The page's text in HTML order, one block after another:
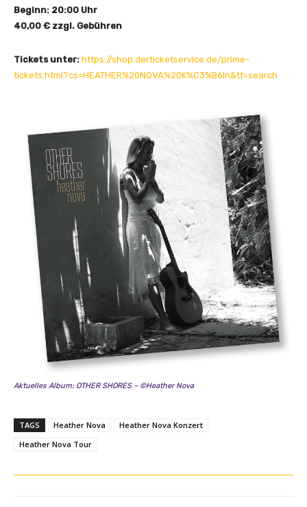
a
n
e
i
Beginn: 20:00 Uhr
40,00 € zzgl. Gebühren
Tickets unter: https://shop.derticketservice.de/prime-
tickets.html?cs=HEATHER%20NOVA%20K%C3%B6ln&tt=search
Aktuelles Album: OTHER SHORES – ©Heather Nova
TAGS Heather Nova
Heather Nova Konzert
Heather Nova Tour